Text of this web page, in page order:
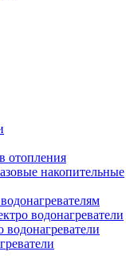
отопления
накопительные
водонагреватели